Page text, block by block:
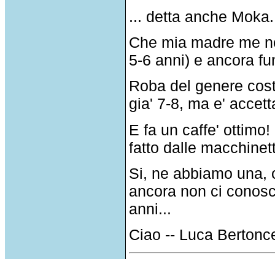
... detta anche
Che mia madre me
5-6 anni) e ancora
Roba del genere
gia' 7-8, ma e'
E fa un caffe'
fatto dalle
Si, ne abbiamo una,
ancora non ci
anni...
Ciao -- Luca